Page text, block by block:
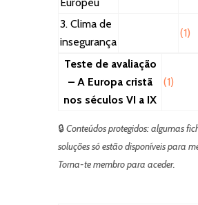
3. Clima de
insegurança
(1)
Teste de avaliação
– A Europa cristã
nos séculos VI a IX
(1)
🔒Conteúdos protegidos: algumas
soluções só estão disponíveis para
Torna-te membro para aceder.